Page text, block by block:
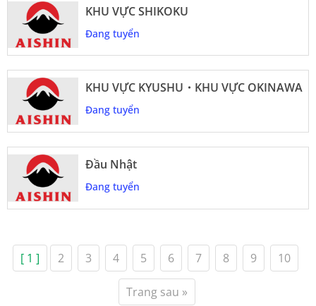
KHU VỰC SHIKOKU
Đang tuyển
KHU VỰC KYUSHU・KHU VỰC OKINAWA
Đang tuyển
Đầu Nhật
Đang tuyển
[ 1 ] 2 3 4 5 6 7 8 9 10
Trang sau »